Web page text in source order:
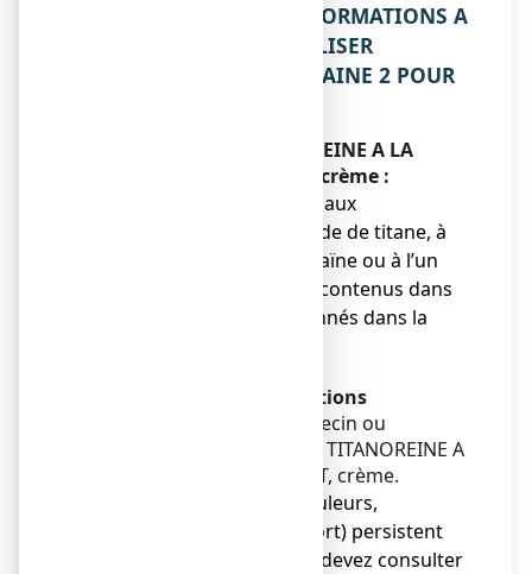
2. QUELLES SONT LES INFORMATIONS A
CONNAITRE AVANT D’UTILISER
TITANOREINE A LA LIDOCAINE 2 POUR
N’utilisez jamais TITANOREINE A LA
LIDOCAINE 2 POUR CENT, crème :
● si vous êtes allergique aux
carraghénates, au dioxyde de titane, à
l’oxyde de zinc, à la lidocaïne ou à l’un
des autres composants contenus dans
ce médicament, mentionnés dans la
Avertissements et précautions
Adressez-vous à votre médecin ou
pharmacien avant d’utiliser TITANOREINE A
LA LIDOCAINE 2 POUR CENT, crème.
● Si vos symptômes (douleurs,
démangeaisons, inconfort) persistent
au-delà de 7 jours, vous devez consulter